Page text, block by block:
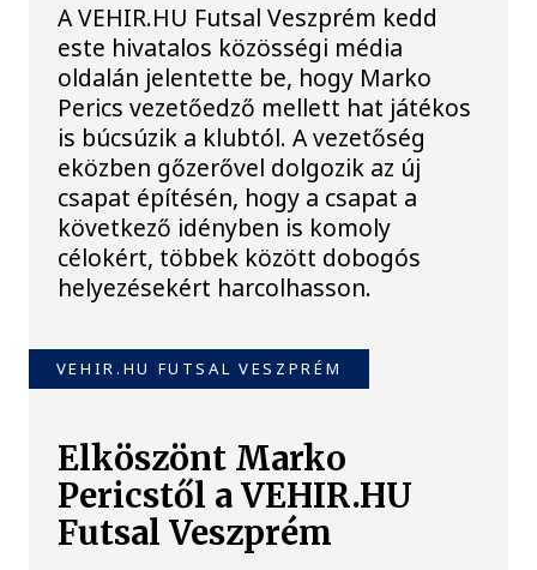
A VEHIR.HU Futsal Veszprém kedd
este hivatalos közösségi média
oldalán jelentette be, hogy Marko
Perics vezetőedző mellett hat játékos
is búcsúzik a klubtól. A vezetőség
eközben gőzerővel dolgozik az új
csapat építésén, hogy a csapat a
következő idényben is komoly
célokért, többek között dobogós
helyezésekért harcolhasson.
VEHIR.HU FUTSAL VESZPRÉM
Elköszönt Marko
Pericstől a VEHIR.HU
Futsal Veszprém